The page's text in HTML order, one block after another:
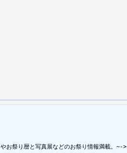
り暦と写真展などのお祭り情報満載。~->